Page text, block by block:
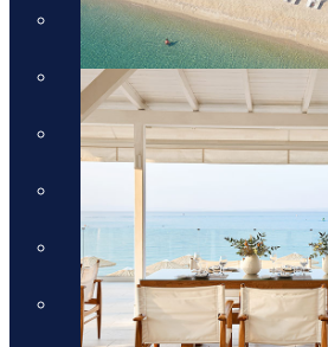
חבילות לכרתים
חבילות לקורפו
חבילות לקוסטה נברינו
חבילות למיקונוס
חבילות לסנטוריני